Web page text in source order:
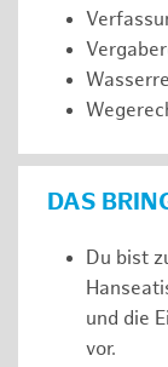
DAS
Du bist
und die
vor.